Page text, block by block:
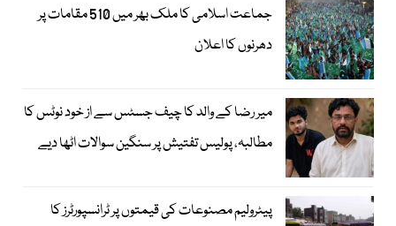
جماعت اسلامی کا ملک بھر میں 510 مقامات پر
دھرنوں کا اعلان
میر رضا کے والد کا چیف جسٹس سے از خود نوٹس کا
مطالبہ، پولیس تفتیش پر سنگین سوالات اٹھا دیے
پیٹرولیم مصنوعات کی قیمتوں پر ٹرانسپورٹرز کا